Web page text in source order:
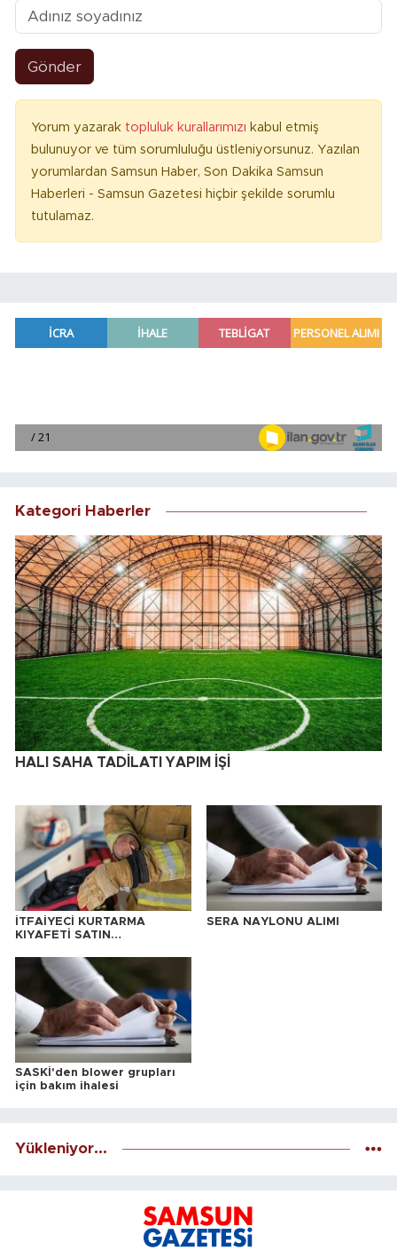
Gönder
Yorum yazarak topluluk kurallarımızı kabul etmiş
bulunuyor ve tüm sorumluluğu üstleniyorsunuz. Yazılan
yorumlardan Samsun Haber, Son Dakika Samsun
Haberleri - Samsun Gazetesi hiçbir şekilde sorumlu
tutulamaz.
Kategori Haberler
HALI SAHA TADİLATI YAPIM İŞİ
İTFAİYECİ KURTARMA
KIYAFETİ SATIN
SERA NAYLONU ALIMI
SASKİ'den blower grupları
için bakım ihalesi
Yükleniyor...